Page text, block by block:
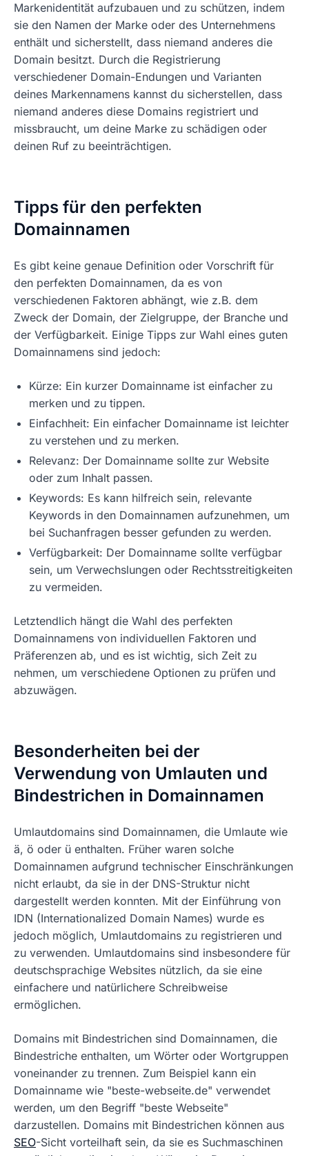
Markenidentität aufzubauen und zu schützen, indem
sie den Namen der Marke oder des Unternehmens
enthält und sicherstellt, dass niemand anderes die
Domain besitzt. Durch die Registrierung
verschiedener Domain-Endungen und Varianten
deines Markennamens kannst du sicherstellen, dass
niemand anderes diese Domains registriert und
missbraucht, um deine Marke zu schädigen oder
deinen Ruf zu beeinträchtigen.
Tipps für den perfekten
Domainnamen
Es gibt keine genaue Definition oder Vorschrift für
den perfekten Domainnamen, da es von
verschiedenen Faktoren abhängt, wie z.B. dem
Zweck der Domain, der Zielgruppe, der Branche und
der Verfügbarkeit. Einige Tipps zur Wahl eines guten
Domainnamens sind jedoch:
Kürze: Ein kurzer Domainname ist einfacher zu
merken und zu tippen.
Einfachheit: Ein einfacher Domainname ist leichter
zu verstehen und zu merken.
Relevanz: Der Domainname sollte zur Website
oder zum Inhalt passen.
Keywords: Es kann hilfreich sein, relevante
Keywords in den Domainnamen aufzunehmen, um
bei Suchanfragen besser gefunden zu werden.
Verfügbarkeit: Der Domainname sollte verfügbar
sein, um Verwechslungen oder Rechtsstreitigkeiten
zu vermeiden.
Letztendlich hängt die Wahl des perfekten
Domainnamens von individuellen Faktoren und
Präferenzen ab, und es ist wichtig, sich Zeit zu
nehmen, um verschiedene Optionen zu prüfen und
abzuwägen.
Besonderheiten bei der
Verwendung von Umlauten und
Bindestrichen in Domainnamen
Umlautdomains sind Domainnamen, die Umlaute wie
ä, ö oder ü enthalten. Früher waren solche
Domainnamen aufgrund technischer Einschränkungen
nicht erlaubt, da sie in der DNS-Struktur nicht
dargestellt werden konnten. Mit der Einführung von
IDN (Internationalized Domain Names) wurde es
jedoch möglich, Umlautdomains zu registrieren und
zu verwenden. Umlautdomains sind insbesondere für
deutschsprachige Websites nützlich, da sie eine
einfachere und natürlichere Schreibweise
ermöglichen.
Domains mit Bindestrichen sind Domainnamen, die
Bindestriche enthalten, um Wörter oder Wortgruppen
voneinander zu trennen. Zum Beispiel kann ein
Domainname wie "beste-webseite.de" verwendet
werden, um den Begriff "beste Webseite"
darzustellen. Domains mit Bindestrichen können aus
SEO-Sicht vorteilhaft sein, da sie es Suchmaschinen